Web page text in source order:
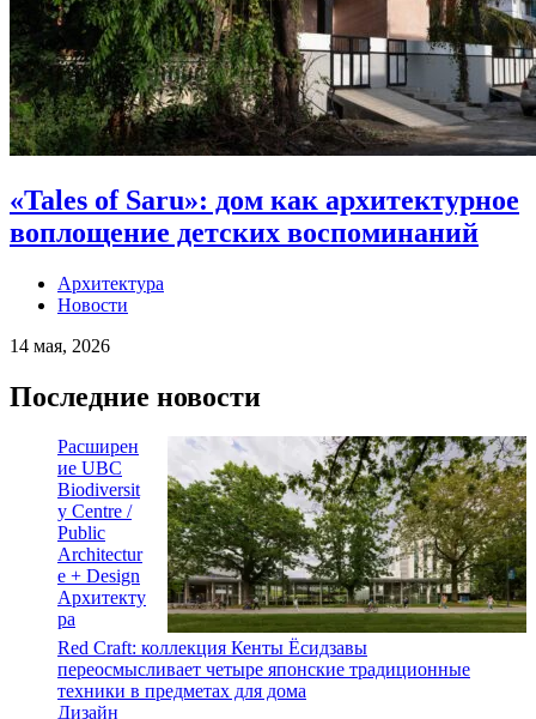
«Tales of Saru»: дом как архитектурное
воплощение детских воспоминаний
Архитектура
Новости
14 мая, 2026
Последние новости
Расширен
ие UBC
Biodiversit
y Centre /
Public
Architectur
e + Design
Архитекту
ра
Red Craft: коллекция Кенты Ёсидзавы
переосмысливает четыре японские традиционные
техники в предметах для дома
Дизайн